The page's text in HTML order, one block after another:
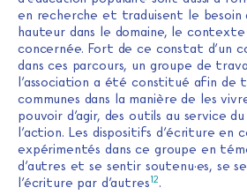
en recherche et traduisent le besoin
hauteur dans le domaine, le
concernée. Fort de ce constat d’un
dans ces parcours, un groupe de
l’association a été constitué afin de
communes dans la manière de les
pouvoir d’agir, des outils au service
l’action. Les dispositifs d’écriture en
expérimentés dans ce groupe en
d’autres et se sentir soutenu·es, se
l’écriture par d’autres12.